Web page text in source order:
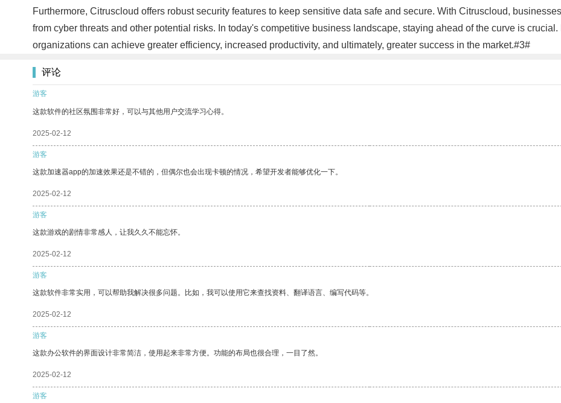
Furthermore, Citruscloud offers robust security features to keep sensitive data safe and secure. With Citruscloud,
from cyber threats and other potential risks. In today's competitive business landscape, staying ahead of the curve is
organizations can achieve greater efficiency, increased productivity, and ultimately, greater success in the market.#3#
评论
游客
这款软件的社区氛围非常好，可以与其他用户交流学习心得。
2025-02-12
游客
这款加速器app的加速效果还是不错的，但偶尔也会出现卡顿的情况，希望开发者能够优化一下。
2025-02-12
游客
这款游戏的剧情非常感人，让我久久不能忘怀。
2025-02-12
游客
这款软件非常实用，可以帮助我解决很多问题。比如，我可以使用它来查找资料、翻译语言、编写代码等。
2025-02-12
游客
这款办公软件的界面设计非常简洁，使用起来非常方便。功能的布局也很合理，一目了然。
2025-02-12
游客